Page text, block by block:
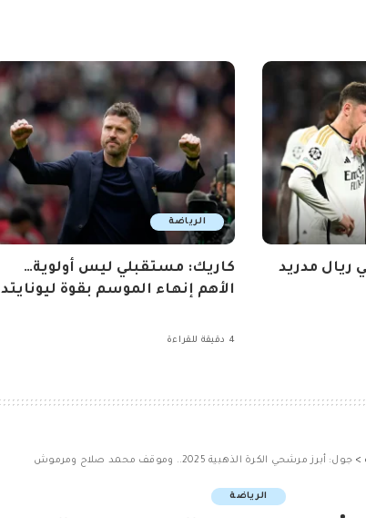
ريال مدريد
الرياضة
كاريك: مستقبلي ليس أولوية…
الأهم إنهاء الموسم بقوة ليونايتد
4 دقيقة للقراءة
> جول: أبرز مرشحي الكرة الذهبية 2025.. وموقف محمد صلاح ومرموش
الرياضة